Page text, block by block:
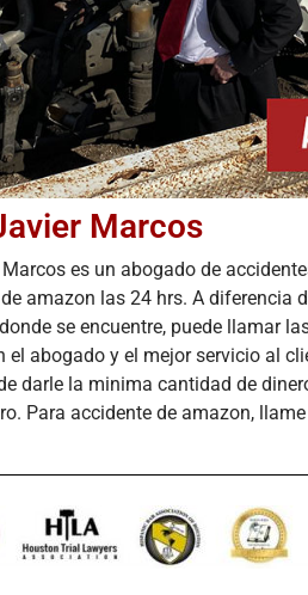
Marcos
es un abogado de
amazon las 24 hrs. A
se encuentre, puede llamar
el abogado y el mejor servicio al
darle la minima cantidad de
Para accidente de amazon,